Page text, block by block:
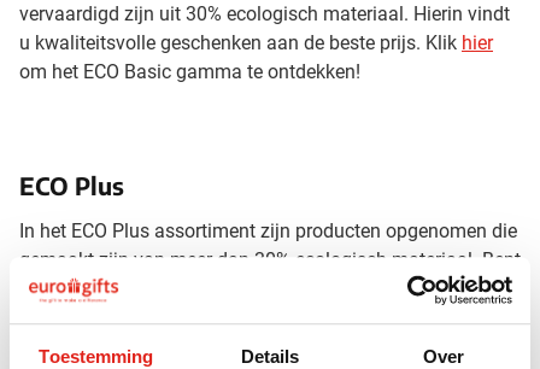
Toestemming Details Over
vervaardigd zijn uit 30% ecologisch materiaal. Hierin vindt
u kwaliteitsvolle geschenken aan de beste prijs. Klik hier
om het ECO Basic gamma te ontdekken!
ECO Plus
In het ECO Plus assortiment zijn producten opgenomen die
gemaakt zijn van meer dan 30% ecologisch materiaal. Bent
u op zoek naar dat tikkeltje extra? Kies dan voor een
ontdekken? Klik